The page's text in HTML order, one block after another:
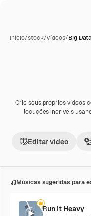
Início/stock/Vídeos/Big
Premium
Crie seus próprios vídeos
locuções incríveis
Editar vídeo
Músicas sugeridas para
Run It Heavy